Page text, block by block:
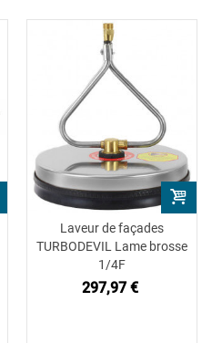
Laveur de façades
TURBODEVIL Lame brosse
1/4F
297,97 €